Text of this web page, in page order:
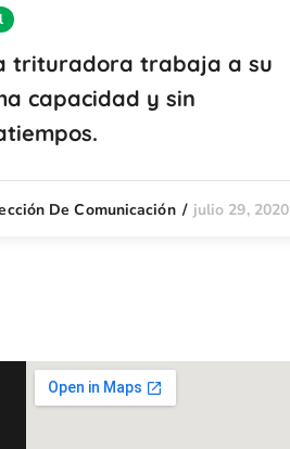
trituradora trabaja a su
capacidad y sin
De Comunicación julio 29, 2020